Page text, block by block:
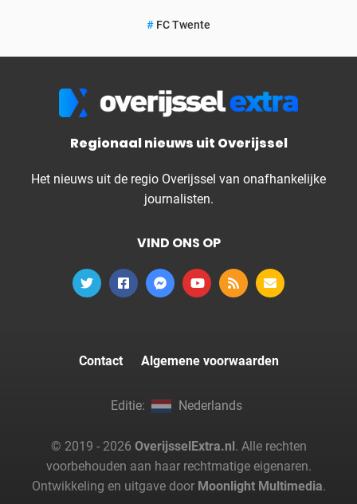
FC Twente
Regionaal nieuws uit Overijssel
Het nieuws uit de regio Overijssel van onafhankelijke
journalisten.
VIND ONS OP
Contact Algemene voorwaarden
Editie: Nederlands
© 2019 - 2026 OverijsselExtra.nl. Alle rechten
voorbehouden aan haar rechtmatige eigenaren.
Ontwikkeling en uitgave door Moonlight Multimedia.